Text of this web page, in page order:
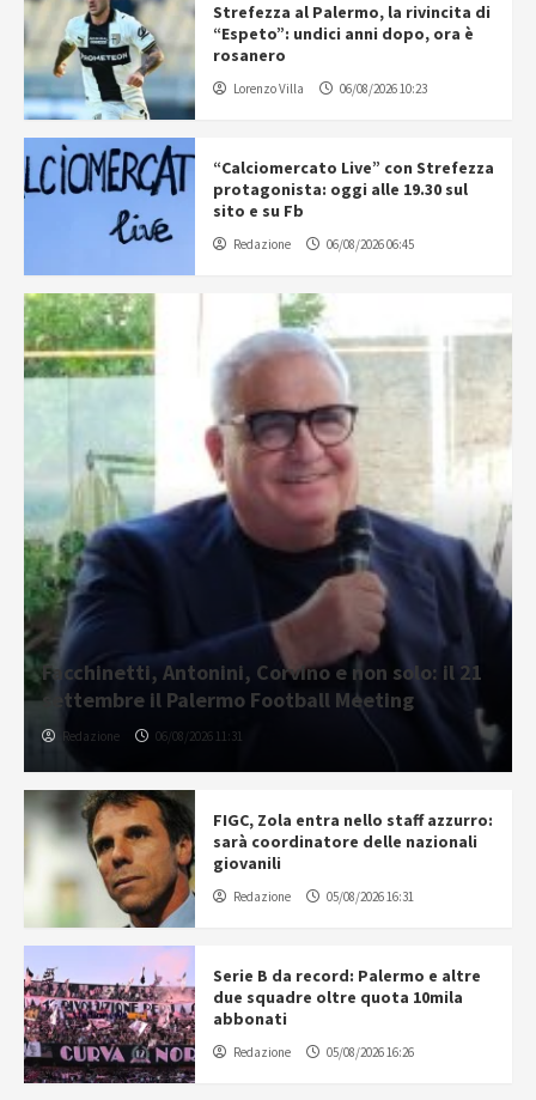
Strefezza al Palermo, la rivincita di
“Espeto”: undici anni dopo, ora è
rosanero
Lorenzo Villa 06/08/2026 10:23
“Calciomercato Live” con Strefezza
protagonista: oggi alle 19.30 sul
sito e su Fb
Redazione 06/08/2026 06:45
Facchinetti, Antonini, Corvino e non solo: il 21
settembre il Palermo Football Meeting
Redazione 06/08/2026 11:31
FIGC, Zola entra nello staff azzurro:
sarà coordinatore delle nazionali
giovanili
Redazione 05/08/2026 16:31
Serie B da record: Palermo e altre
due squadre oltre quota 10mila
abbonati
Redazione 05/08/2026 16:26